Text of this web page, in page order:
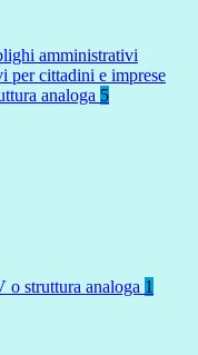
amministrativi
per cittadini e imprese
analoga 5
o struttura analoga 1